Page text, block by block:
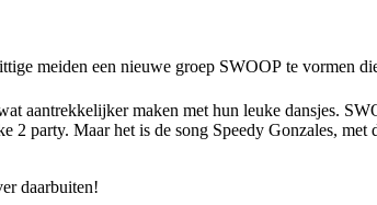
meiden een nieuwe groep SWOOP te vormen
aantrekkelijker maken met hun leuke dansjes.
2 party. Maar het is de song Speedy Gonzales,
daarbuiten!